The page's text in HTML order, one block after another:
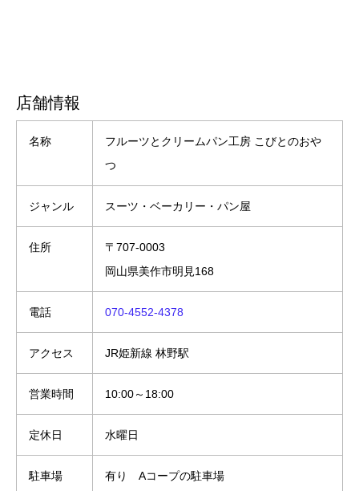
店舗情報
名称
フルーツとクリームパン工房 こびとのおや
つ
ジャンル スーツ・ベーカリー・パン屋
住所
〒707-0003
岡山県美作市明見168
電話 070-4552-4378
アクセス JR姫新線 林野駅
営業時間 10:00～18:00
定休日 水曜日
駐車場 有り Aコープの駐車場